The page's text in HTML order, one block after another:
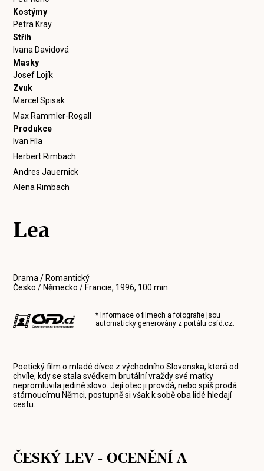
Kostýmy
Petra Kray
Střih
Ivana Davidová
Masky
Josef Lojík
Zvuk
Marcel Spisak
Max Rammler-Rogall
Produkce
Ivan Fíla
Herbert Rimbach
Andres Jauernick
Alena Rimbach
Lea
Drama / Romantický
Česko / Německo / Francie, 1996, 100 min
* Informace o filmech a fotografie jsou
automaticky generovány z portálucsfd.cz.
Poetický film o mladé dívce z východního Slovenska, která od
chvíle, kdy se stala svědkem brutální vraždy své matky
nepromluvila jediné slovo. Její otec ji provdá, nebo spíš prodá
stárnoucímu Němci, postupně si však k sobě oba lidé hledají
cestu.
ČESKÝ LEV - OCENĚNÍ A